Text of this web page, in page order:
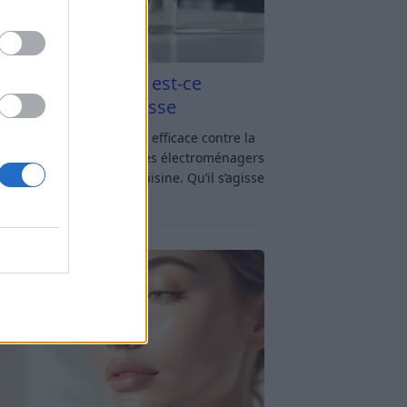
blanc et four est-ce
contre la graisse
blanc et four : est-ce efficace contre la
? Le four fait partie des électroménagers
sollicités dans une cuisine. Qu’il s’agisse